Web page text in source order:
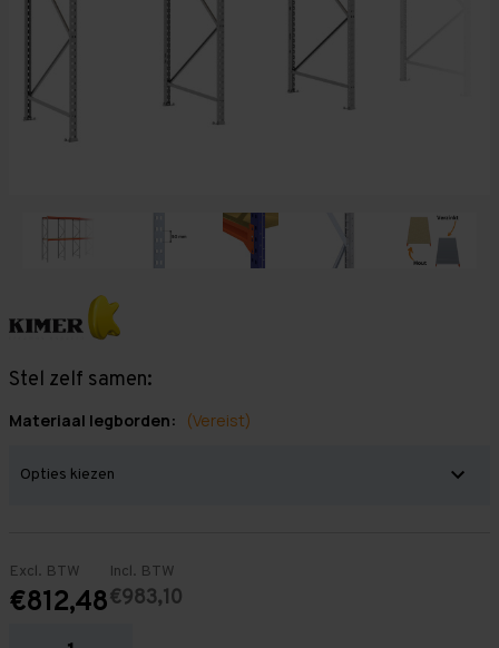
Stel zelf samen:
Materiaal legborden: (Vereist)
Excl. BTW
€812,48
Incl. BTW
€983,10